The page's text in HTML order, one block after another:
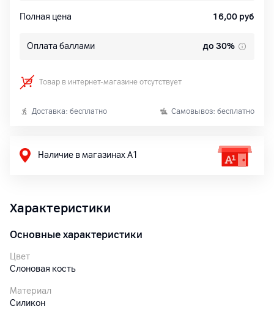
Полная цена 16,00 руб
Оплата баллами до 30%
Товар в интернет-магазине отсутствует
Доставка: бесплатно Самовывоз: бесплатно
Наличие в магазинах А1
Характеристики
Основные характеристики
Цвет
Слоновая кость
Материал
Силикон